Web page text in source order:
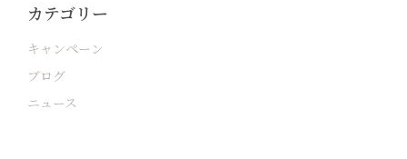
カテゴリー
キャンペーン
ブログ
ニュース